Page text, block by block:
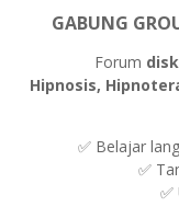
GABUNG
Forum
Hipnosis,
✅ Belajar
✅